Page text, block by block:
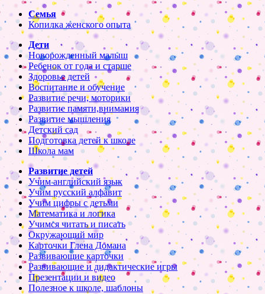
Семья
Копилка женского опыта
Дети
Новорожденный малыш
Ребенок от года и старше
Здоровье детей
Воспитание и обучение
Развитие речи, моторики
Развитие памяти,внимания
Развитие мышления
Детский сад
Подготовка детей к школе
Школа мам
Развитие детей
Учим английский язык
Учим русский алфавит
Учим цифры с детьми
Математика и логика
Учимся читать и писать
Окружающий мир
Карточки Глена Домана
Развивающие карточки
Развивающие и дидактические игры
Презентации и видео
Полезное к школе, шаблоны